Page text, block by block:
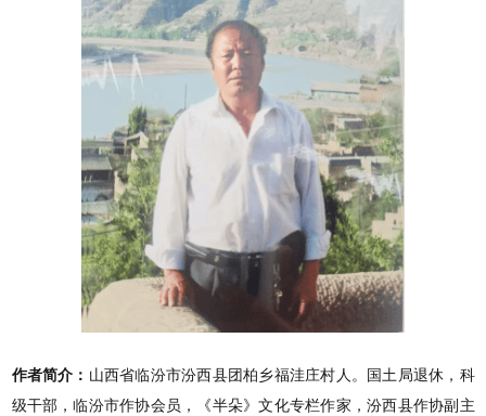
作者简介： 山西省临汾市汾西县团柏乡福洼庄村人。国土局退休，科
级干部，临汾市作协会员，《半朵》文化专栏作家，汾西县作协副主